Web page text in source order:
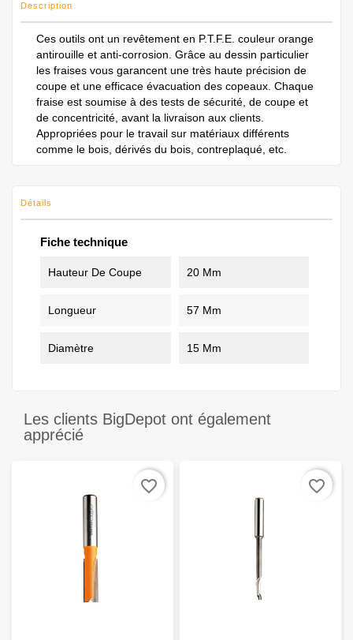
Description
Ces outils ont un revêtement en P.T.F.E. couleur orange
antirouille et anti-corrosion. Grâce au dessin particulier
les fraises vous garancent une très haute précision de
coupe et une efficace évacuation des copeaux. Chaque
fraise est soumise à des tests de sécurité, de coupe et
de concentricité, avant la livraison aux clients.
Appropriées pour le travail sur matériaux différents
comme le bois, dérivés du bois, contreplaqué, etc.
Détails
Fiche technique
Hauteur De Coupe 20 Mm
Longueur 57 Mm
Diamètre 15 Mm
Les clients BigDepot ont également
apprécié
favorite_border favorite_border